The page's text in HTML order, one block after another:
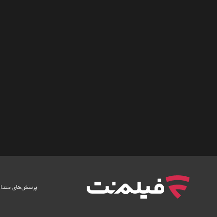
پرسش‌های